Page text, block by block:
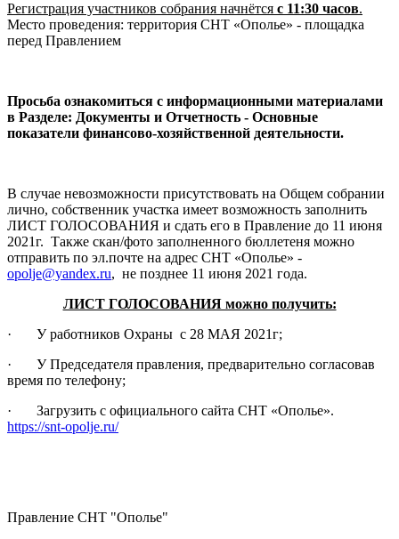
Регистрация участников собрания начнётся с 11:30 часов.
Место проведения: территория СНТ «Ополье» - площадка
перед Правлением
Просьба ознакомиться с информационными материалами
в Разделе: Документы и Отчетность - Основные
показатели финансово-хозяйственной деятельности.
В случае невозможности присутствовать на Общем собрании
лично, собственник участка имеет возможность заполнить
ЛИСТ ГОЛОСОВАНИЯ и сдать его в Правление до 11 июня
2021г. Также скан/фото заполненного бюллетеня можно
отправить по эл.почте на адрес СНТ «Ополье» -
opolje@yandex.ru, не позднее 11 июня 2021 года.
ЛИСТ ГОЛОСОВАНИЯ можно получить:
· У работников Охраны с 28 МАЯ 2021г;
· У Председателя правления, предварительно согласовав
время по телефону;
· Загрузить с официального сайта СНТ «Ополье».
https://snt-opolje.ru/
Правление СНТ "Ополье"